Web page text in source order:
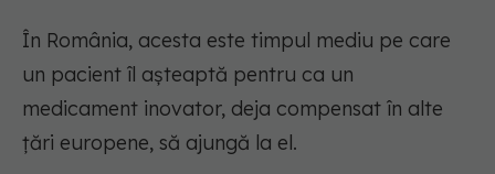
În România, acesta este timpul mediu pe care
un pacient îl așteaptă pentru ca un
medicament inovator, deja compensat în alte
țări europene, să ajungă la el.